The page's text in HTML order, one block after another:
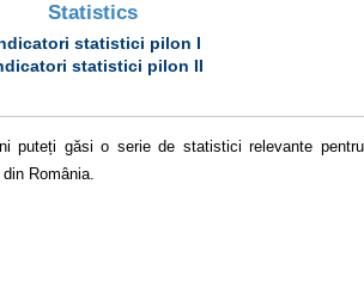
Statistics
statistici pilon I
statistici pilon II
puteți găsi o serie de statistici relevante pentru
România.